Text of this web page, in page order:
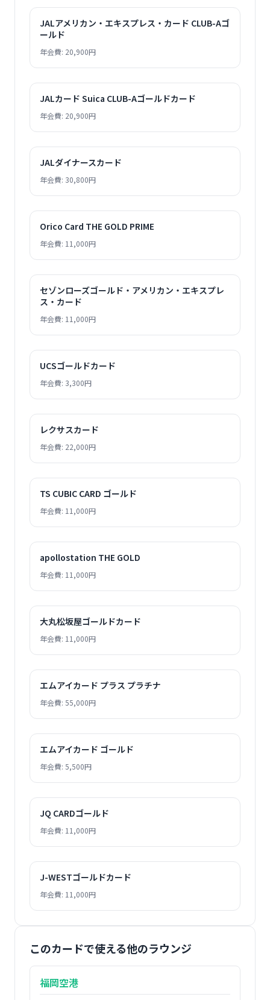
JALアメリカン・エキスプレス・カード CLUB-Aゴ
ールド
年会費: 20,900円
JALカード Suica CLUB-Aゴールドカード
年会費: 20,900円
JALダイナースカード
年会費: 30,800円
Orico Card THE GOLD PRIME
年会費: 11,000円
セゾンローズゴールド・アメリカン・エキスプレ
ス・カード
年会費: 11,000円
UCSゴールドカード
年会費: 3,300円
レクサスカード
年会費: 22,000円
TS CUBIC CARD ゴールド
年会費: 11,000円
apollostation THE GOLD
年会費: 11,000円
大丸松坂屋ゴールドカード
年会費: 11,000円
エムアイカード プラス プラチナ
年会費: 55,000円
エムアイカード ゴールド
年会費: 5,500円
JQ CARDゴールド
年会費: 11,000円
J-WESTゴールドカード
年会費: 11,000円
このカードで使える他のラウンジ
福岡空港